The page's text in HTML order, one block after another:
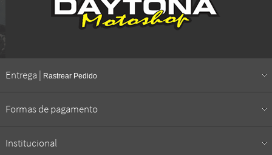
Entrega | Rastrear Pedido
Formas de pagamento
Institucional